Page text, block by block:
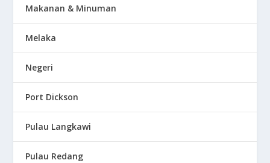
Makanan & Minuman
Melaka
Negeri
Port Dickson
Pulau Langkawi
Pulau Redang